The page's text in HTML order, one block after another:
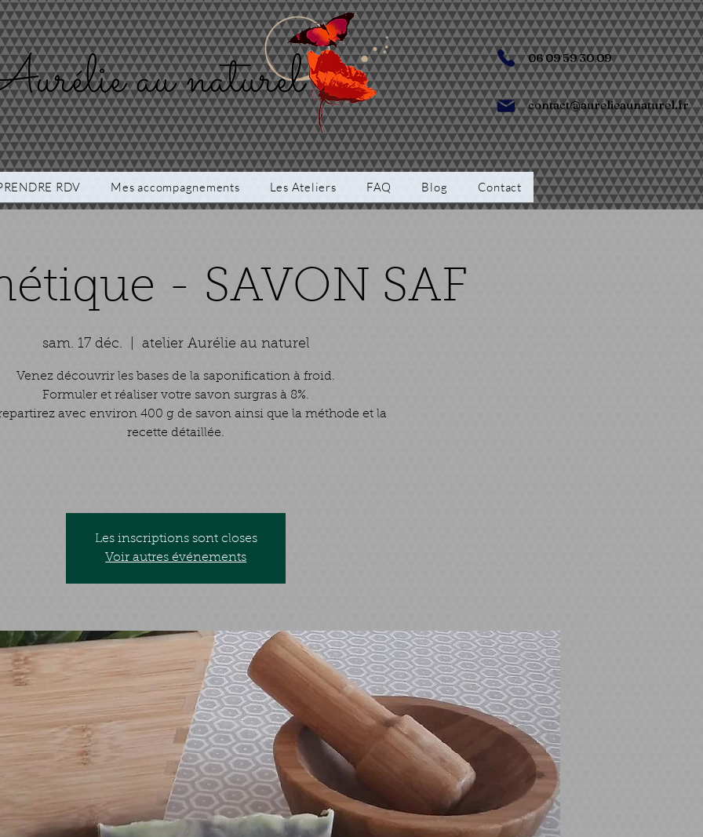
06 09 59 30 09
contact@aurelieaunaturel.fr
RDV Mes accompagnements Les Ateliers FAQ Blog Contact
- SAVON SAF
sam. 17 déc. atelier Aurélie au naturel
Venez découvrir les bases de la saponification à froid.
Formuler et réaliser votre savon surgras à 8%.
avec environ 400 g de savon ainsi que la méthode et la
recette détaillée.
Les inscriptions sont closes
Voir autres événements